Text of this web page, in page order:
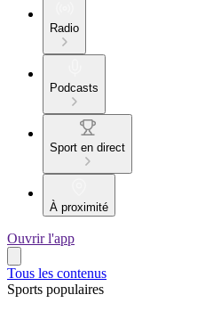
Radio
Podcasts
Sport en direct
À proximité
Ouvrir l'app
Tous les contenus
Sports populaires